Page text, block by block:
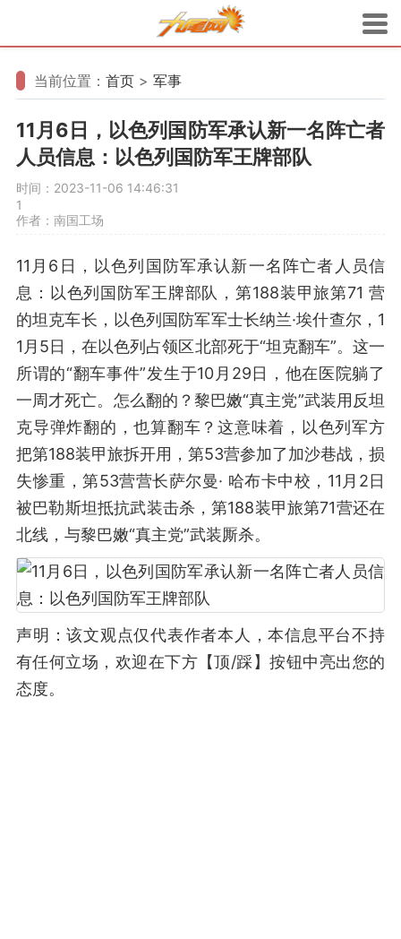
当前位置： 首页 > 军事
11月6日，以色列国防军承认新一名阵亡者
人员信息：以色列国防军王牌部队
时间：2023-11-06 14:46:31
1
作者：南国工场
11月6日，以色列国防军承认新一名阵亡者人员信
息：以色列国防军王牌部队，第188装甲旅第71 营
的坦克车长，以色列国防军军士长纳兰·埃什查尔，1
1月5日，在以色列占领区北部死于“坦克翻车”。这一
所谓的“翻车事件”发生于10月29日，他在医院躺了
一周才死亡。怎么翻的？黎巴嫩“真主党”武装用反坦
克导弹炸翻的，也算翻车？这意味着，以色列军方
把第188装甲旅拆开用，第53营参加了加沙巷战，损
失惨重，第53营营长萨尔曼· 哈布卡中校，11月2日
被巴勒斯坦抵抗武装击杀，第188装甲旅第71营还在
北线，与黎巴嫩“真主党”武装厮杀。
声明：该文观点仅代表作者本人，本信息平台不持
有任何立场，欢迎在下方【顶/踩】按钮中亮出您的
态度。